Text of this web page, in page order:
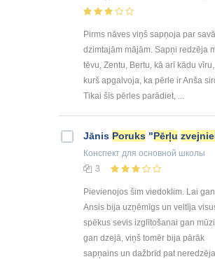
Pirms nāves viņš sapņoja par
dzimtajām mājām. Sapņi redzēja
tēvu, Zentu, Bertu, kā arī kādu vīru,
kurš apgalvoja, ka pērle ir Anša
Tikai šīs pērles parādiet, ...
Jānis Poruks "Pērļu
Конспект для основной школы
3
Pievienojos šim viedoklim. Lai gan
Ansis bija uzņēmīgs un veltīja
spēkus sevis izglītošanai gan
gan dzejā, viņš tomēr bija pārāk
sapņains un dažbrīd pat